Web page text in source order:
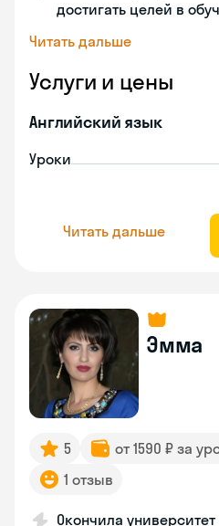
достигать целей в
Читать дальше
Услуги и цены
Английский язык
Уроки
Читать дальше
Эмма
5 от 1590 ₽ за
1 отзыв
Окончила